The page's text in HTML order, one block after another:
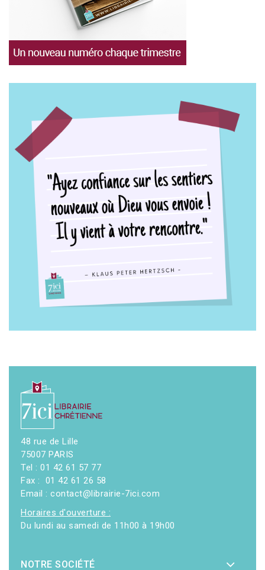
48 rue de Lille
75007 PARIS
Tel : 01 42 61 57 77
Fax : 01 42 61 26 58
Email : contact@librairie-7ici.com
Horaires d'ouverture :
Du lundi au samedi de 11h00 à 19h00
NOTRE SOCIÉTÉ